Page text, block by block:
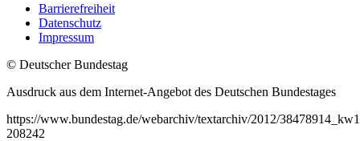
Barrierefreiheit
Datenschutz
Impressum
© Deutscher Bundestag
Ausdruck aus dem Internet-Angebot des Deutschen Bundestages
https://www.bundestag.de/webarchiv/textarchiv/2012/
208242